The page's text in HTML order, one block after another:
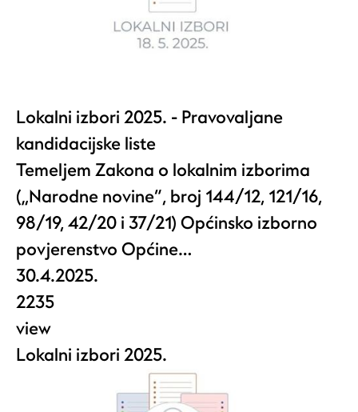
Lokalni izbori 2025. - Pravovaljane
kandidacijske liste
Temeljem Zakona o lokalnim izborima
(„Narodne novine“, broj 144/12, 121/16,
98/19, 42/20 i 37/21) Općinsko izborno
povjerenstvo Općine…
30.4.2025.
2235
view
Lokalni izbori 2025.